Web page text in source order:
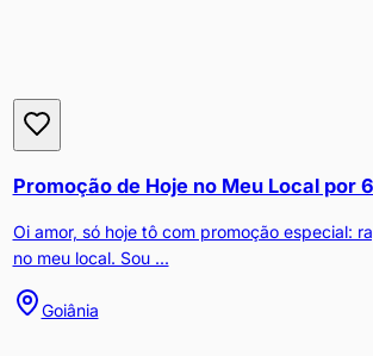
Promoção de Hoje no Meu Local por
Oi amor, só hoje tô com promoção especial:
no meu local. Sou ...
Goiânia